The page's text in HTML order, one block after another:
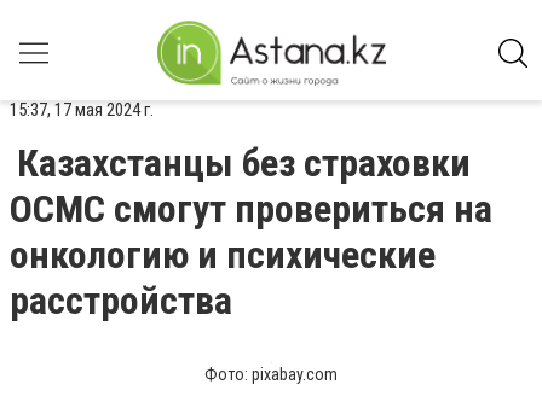
15:37, 17 мая 2024 г.
Казахстанцы без страховки
ОСМС смогут провериться на
онкологию и психические
расстройства
Фото: pixabay.com